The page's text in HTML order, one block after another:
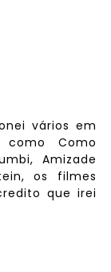
vários em
Como
Amizade
os filmes
que irei